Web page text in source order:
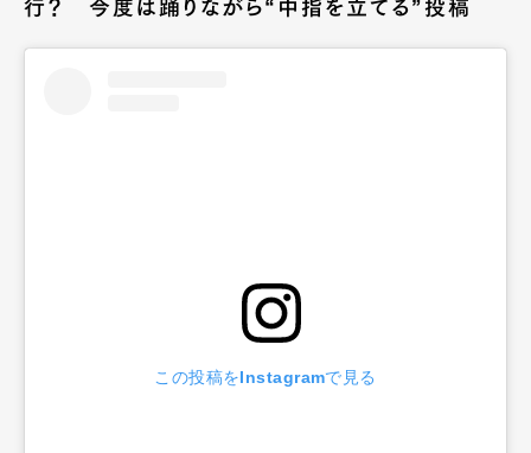
行？ 今度は踊りながら“中指を立てる”投稿
この投稿をInstagramで見る